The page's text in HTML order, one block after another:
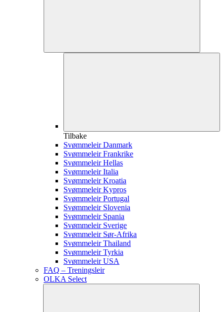
Tilbake
Svømmeleir Danmark
Svømmeleir Frankrike
Svømmeleir Hellas
Svømmeleir Italia
Svømmeleir Kroatia
Svømmeleir Kypros
Svømmeleir Portugal
Svømmeleir Slovenia
Svømmeleir Spania
Svømmeleir Sverige
Svømmeleir Sør-Afrika
Svømmeleir Thailand
Svømmeleir Tyrkia
Svømmeleir USA
FAQ – Treningsleir
OLKA Select